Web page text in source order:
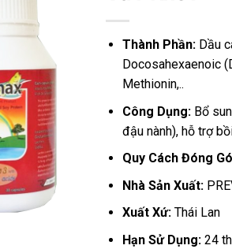
Thành Phần: Dầu
Docosahexaenoic
Methionin,..
Công Dụng: Bổ
đậu nành), hỗ trợ
Quy Cách Đóng
Nhà Sản Xuất:
Xuất Xứ: Thái Lan
Hạn Sử Dụng: 24